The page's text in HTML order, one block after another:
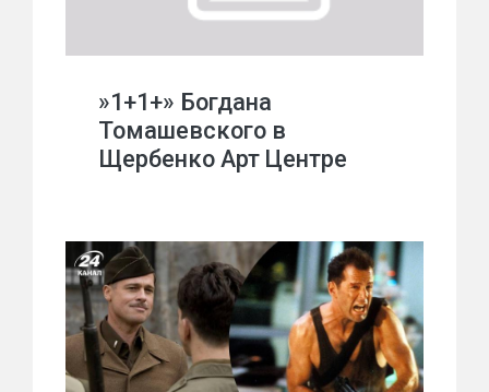
»1+1+» Богдана
Томашевского в
Щербенко Арт Центре